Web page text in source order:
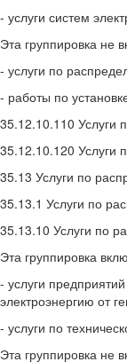
- услуги систем
Эта группировка не
- услуги по
- работы по
35.12.10.110 Услуги
35.12.10.120 Услуги
35.13 Услуги по
35.13.1 Услуги по
35.13.10 Услуги по
Эта группировка
- услуги
электроэнергию от
- услуги по
Эта группировка не